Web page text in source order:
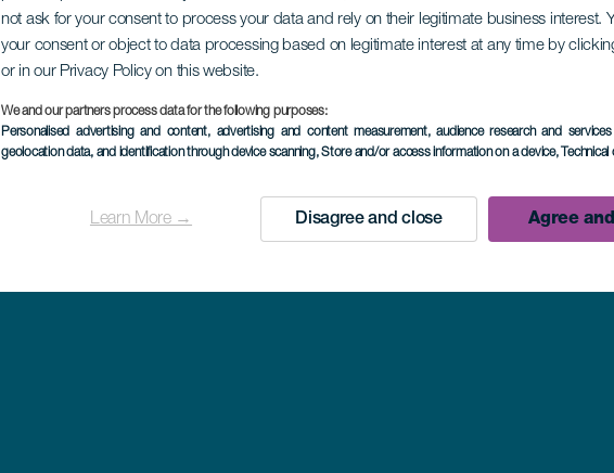
not ask for your consent to process your data and rely on their legitimate business interest.
your consent or object to data processing based on legitimate interest at any time by
or in our Privacy Policy on this website.
We and our partners process data for the following purposes:
Personalised advertising and content, advertising and content measurement, audience research and
geolocation data, and identification through device scanning, Store and/or access information on a device, Technical
Learn More → Disagree and close Agree
Museos y visitas de interés en La Palma
Puntos de inmersión en La Palma
Rutas en coche en La Palma